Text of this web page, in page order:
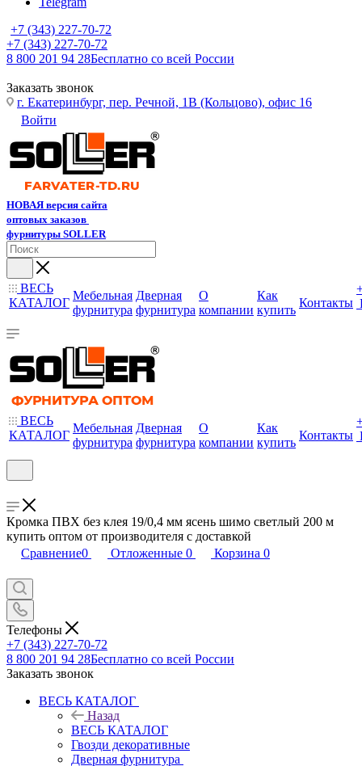
+7 (343) 227-70-72
+7 (343) 227-70-72
8 800 201 94 28Бесплатно со всей России
Заказать звонок
г. Екатеринбург, пер. Речной, 1В (Кольцово), офис 16
Войти
НОВАЯ версия сайта
оптовых заказов
фурнитуры SOLLER
ВЕСЬ
КАТАЛОГ
Мебельная
фурнитура
Дверная
фурнитура
О
компании
Как
купить
Контакты
ВЕСЬ
КАТАЛОГ
Мебельная
фурнитура
Дверная
фурнитура
О
компании
Как
купить
Контакты
Кромка ПВХ без клея 19/0,4 мм ясень шимо светлый 200 м
купить оптом от производителя с доставкой
Сравнение0 Отложенные 0 Корзина 0
Телефоны
+7 (343) 227-70-72
8 800 201 94 28Бесплатно со всей России
Заказать звонок
ВЕСЬ КАТАЛОГ
Назад
ВЕСЬ КАТАЛОГ
Гвозди декоративные
Дверная фурнитура